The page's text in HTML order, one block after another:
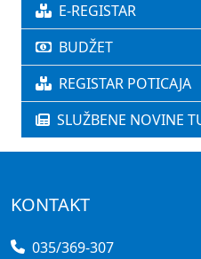
E-REGISTAR
BUDŽET
REGISTAR POTICAJA
SLUŽBENE NOVINE
KONTAKT
035/369-307